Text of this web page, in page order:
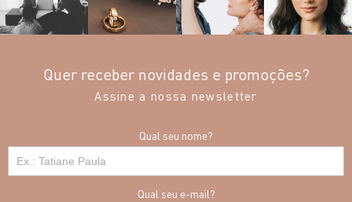
Quer receber novidades e promoções?
Assine a nossa newsletter
Qual seu nome?
Qual seu e-mail?